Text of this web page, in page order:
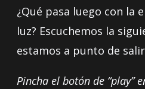
¿Qué pasa luego con la
luz? Escuchemos la
estamos a punto de
Pincha el botón de “play”